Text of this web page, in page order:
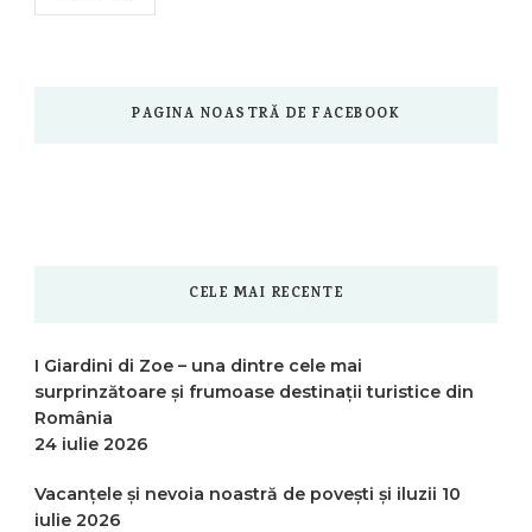
PAGINA NOASTRĂ DE FACEBOOK
CELE MAI RECENTE
I Giardini di Zoe – una dintre cele mai
surprinzătoare și frumoase destinații turistice din
România
24 iulie 2026
Vacanțele și nevoia noastră de povești și iluzii 10
iulie 2026